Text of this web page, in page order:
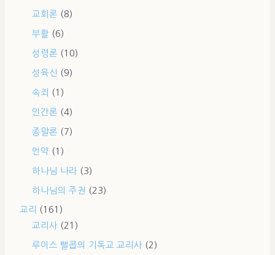
교회론 (8)
부활 (6)
성령론 (10)
성육신 (9)
속죄 (1)
인간론 (4)
종말론 (7)
언약 (1)
하나님 나라 (3)
하나님의 주권 (23)
교리
(161)
교리사 (21)
루이스 뻘콥의 기독교 교리사 (2)